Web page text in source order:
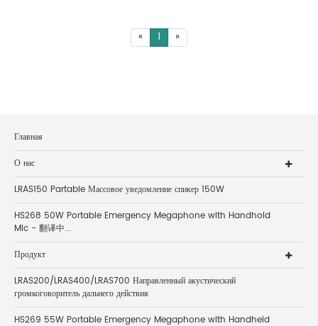
« 1 »
Главная
О нас
LRAS150 Partable Массовое уведомление спикер 150W
HS268 50W Portable Emergency Megaphone with Handhold
Mic - 翻译中...
Продукт
LRAS200/LRAS400/LRAS700 Направленный акустический
громкоговоритель дальнего действия
HS269 55W Portable Emergency Megaphone with Handheld